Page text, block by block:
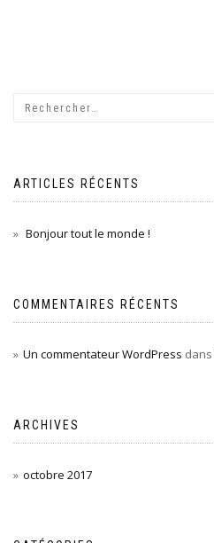
ARTICLES RÉCENTS
Bonjour tout le monde !
COMMENTAIRES RÉCENTS
Un commentateur WordPress dans
ARCHIVES
octobre 2017